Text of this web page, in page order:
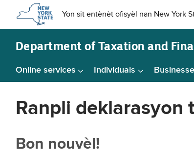
content
Department ofTaxation and
Online services Individuals
Ranpli deklarasyon
Bon nouvèl!